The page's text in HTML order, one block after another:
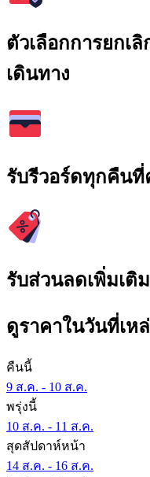
ตัวเลือกการยกเ
เดินทาง
รับรีวอร์ดทุกคืน
รับส่วนลดเพิ่มเติ
ดูราคาในวันที่เห
คืนนี้
9 ส.ค. - 10 ส.ค.
พรุ่งนี้
10 ส.ค. - 11 ส.ค.
สุดสัปดาห์หน้า
14 ส.ค. - 16 ส.ค.